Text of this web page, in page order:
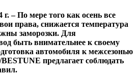
– По мере того как осень все
права, снижается температура
заморозки. Для
быть внимательнее к своему
автомобиля к межсезонью
предлагает соблюдать